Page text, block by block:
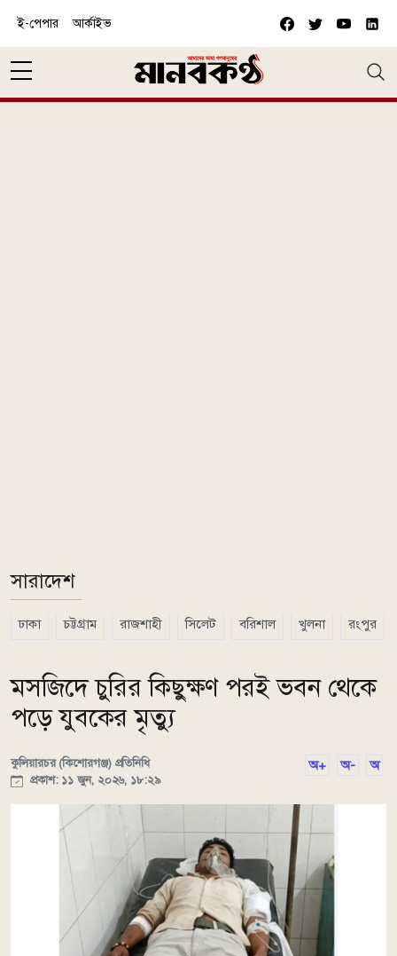
ই-পেপার আর্কাইভ
সারাদেশ
ঢাকা চট্টগ্রাম রাজশাহী সিলেট বরিশাল খুলনা রংপুর
মসজিদে চুরির কিছুক্ষণ পরই ভবন থেকে
পড়ে যুবকের মৃত্যু
কুলিয়ারচর (কিশোরগঞ্জ) প্রতিনিধি
প্রকাশ: ১১ জুন, ২০২৬, ১৮:২৯
অ+ অ- অ